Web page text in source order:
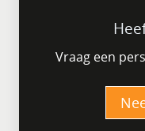
Vraag een